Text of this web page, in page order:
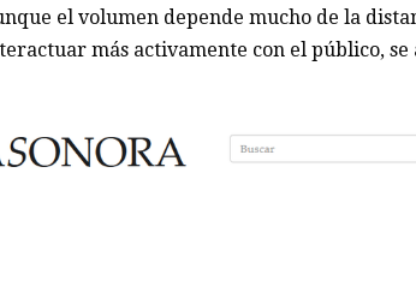
el volumen depende mucho de la
más activamente con el público,